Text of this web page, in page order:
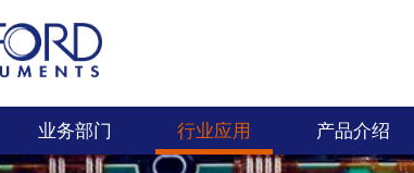
业务部门 行业应用 产品介绍